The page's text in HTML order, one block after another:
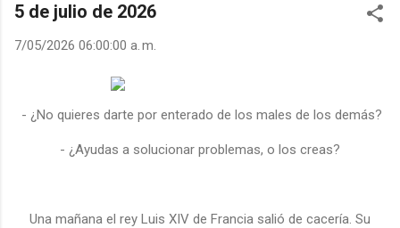
5 de julio de 2026
7/05/2026 06:00:00 a. m.
- ¿No quieres darte por enterado de los males de los demás?
- ¿Ayudas a solucionar problemas, o los creas?
Una mañana el rey Luis XIV de Francia salió de cacería. Su